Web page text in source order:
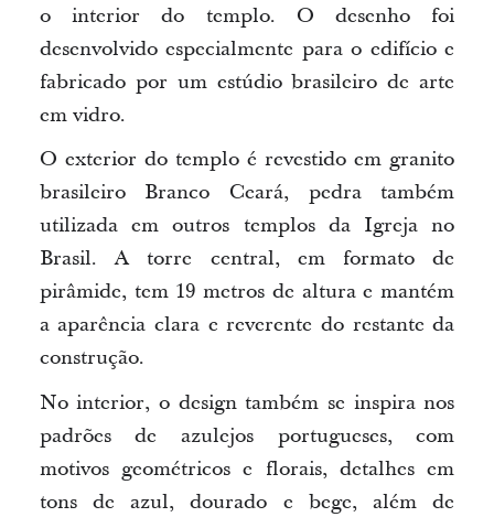
o interior do templo. O desenho foi
desenvolvido especialmente para o edifício e
fabricado por um estúdio brasileiro de arte
em vidro.
O exterior do templo é revestido em granito
brasileiro Branco Ceará, pedra também
utilizada em outros templos da Igreja no
Brasil. A torre central, em formato de
pirâmide, tem 19 metros de altura emantém
aaparência clara e reverente do restante da
construção.
No interior, o design também se inspira nos
padrões de azulejos portugueses, com
motivos geométricos e florais, detalhes em
tons de azul, dourado e bege, além de